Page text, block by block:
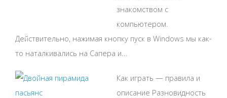
знакомством с
компьютером.
Действительно, нажимая кнопку пуск в Windows мы как-
то наталкивались на Сапера и...
Как играть — правила и
описание Разновидность